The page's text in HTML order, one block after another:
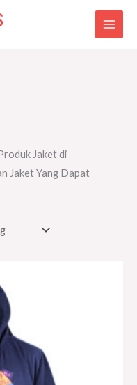
Jaket di
Jaket Yang Dapat